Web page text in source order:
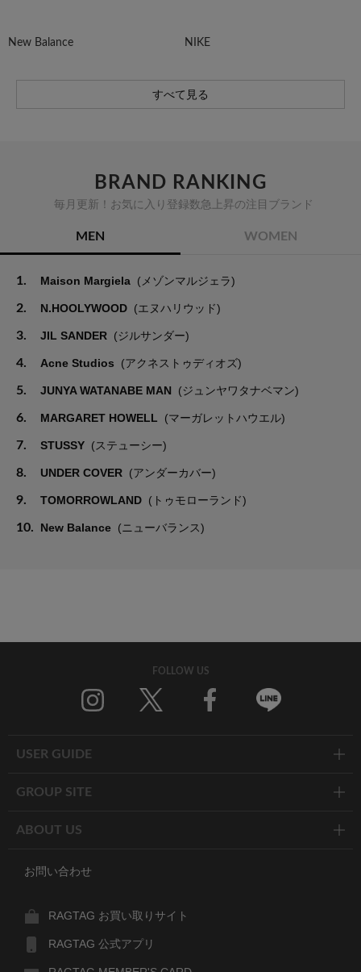
New Balance NIKE
すべて見る
BRAND RANKING
毎月更新！お気に入り登録数急上昇の注目ブランド
MEN WOMEN
1. Maison Margiela (メゾンマルジェラ)
2. N.HOOLYWOOD (エヌハリウッド)
3. JIL SANDER (ジルサンダー)
4. Acne Studios (アクネストゥディオズ)
5. JUNYA WATANABE MAN (ジュンヤワタナベマン)
6. MARGARET HOWELL (マーガレットハウエル)
7. STUSSY (ステューシー)
8. UNDER COVER (アンダーカバー)
9. TOMORROWLAND (トゥモローランド)
10. New Balance (ニューバランス)
FOLLOW US
USER GUIDE
GROUP SITE
ABOUT US
お問い合わせ
RAGTAG お買い取りサイト
RAGTAG 公式アプリ